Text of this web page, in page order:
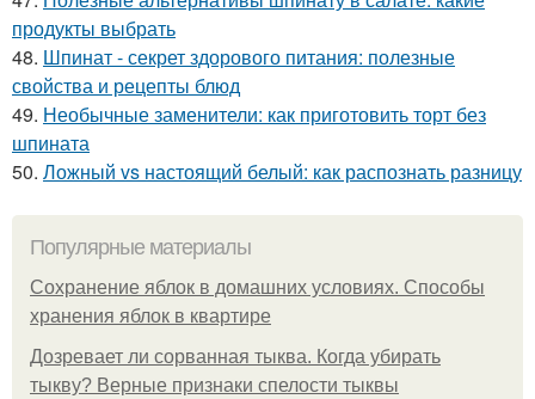
продукты выбрать
48. Шпинат - секрет здорового питания: полезные
свойства и рецепты блюд
49. Необычные заменители: как приготовить торт без
шпината
50. Ложный vs настоящий белый: как распознать разницу
Популярные материалы
Сохранение яблок в домашних условиях. Способы
хранения яблок в квартире
Дозревает ли сорванная тыква. Когда убирать
тыкву? Верные признаки спелости тыквы